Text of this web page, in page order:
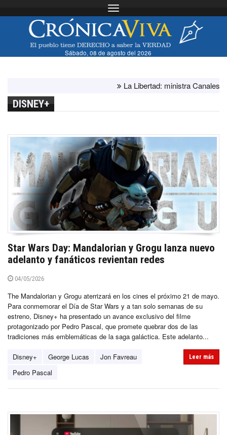
Toggle navigation
Sábado, 08 de agosto del 2026
La Libertad: ministra Canales
DISNEY+
Star Wars Day: Mandalorian y Grogu lanza nuevo
adelanto y fanáticos revientan redes
04/05/2026
The Mandalorian y Grogu aterrizará en los cines el próximo 21 de mayo.
Para conmemorar el Día de Star Wars y a tan solo semanas de su
estreno, Disney+ ha presentado un avance exclusivo del filme
protagonizado por Pedro Pascal, que promete quebrar dos de las
tradiciones más emblemáticas de la saga galáctica. Este adelanto...
Disney+ George Lucas
Jon Favreau
Pedro Pascal
Leer más